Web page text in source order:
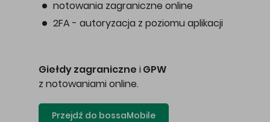
notowania zagraniczne online
2FA - autoryzacja z poziomu aplikacji
Giełdy zagraniczne i GPW
z notowaniami online.
Przejdź do bossaMobile